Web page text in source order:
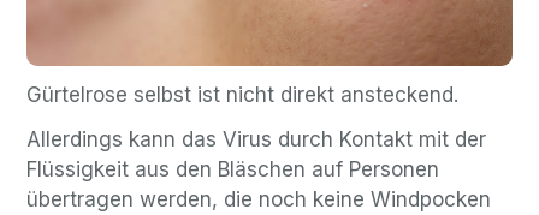
Gürtelrose selbst ist nicht direkt ansteckend.
Allerdings kann das Virus durch Kontakt mit der
Flüssigkeit aus den Bläschen auf Personen
übertragen werden, die noch keine Windpocken